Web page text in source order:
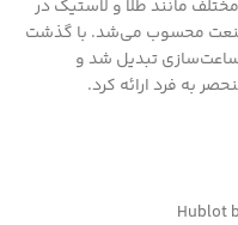
مانند طلا و لاستیک در
صنعت محسوب می‌شد. با گذشت
تبدیل شد و
به فرد ارائه کرد.